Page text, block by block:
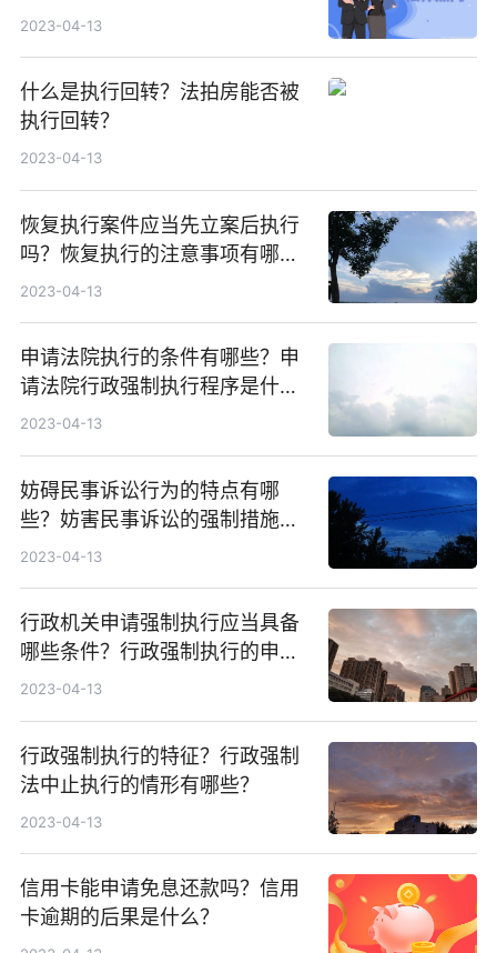
同？
2023-04-13
什么是执行回转？法拍房能否被
执行回转？
2023-04-13
恢复执行案件应当先立案后执行
吗？恢复执行的注意事项有哪
些?
2023-04-13
申请法院执行的条件有哪些？申
请法院行政强制执行程序是什
么？
2023-04-13
妨碍民事诉讼行为的特点有哪
些？妨害民事诉讼的强制措施是
什么？
2023-04-13
行政机关申请强制执行应当具备
哪些条件？行政强制执行的申请
时间是多久？
2023-04-13
行政强制执行的特征？行政强制
法中止执行的情形有哪些？
2023-04-13
信用卡能申请免息还款吗？信用
卡逾期的后果是什么？